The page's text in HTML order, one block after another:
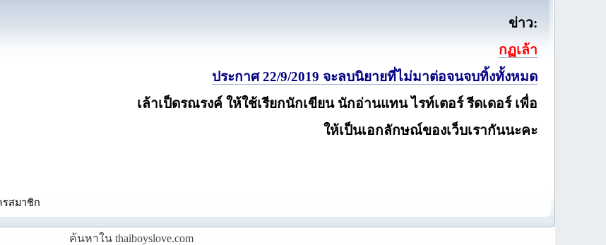
ข่าว:
กฏเล้า
ประกาศ 22/9/2019 จะลบนิยายที่ไม่มาต่อจนจบทิ้งทั้งหมด
เล้าเป็ดรณรงค์ ให้ใช้เรียกนักเขียน นักอ่านแทน ไรท์เตอร์ รีดเดอร์ เพื่อ
ให้เป็นเอกลักษณ์ของเว็บเรากันนะคะ
สมาชิก
ค้นหาใน thaiboyslove.com